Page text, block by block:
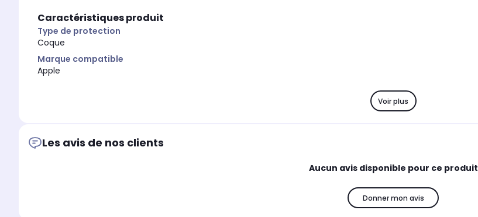
Caractéristiques produit
Type de protection
Coque
Marque compatible
Apple
Voir plus
Les avis de nos clients
Aucun avis disponible pour ce produit
Donner mon avis